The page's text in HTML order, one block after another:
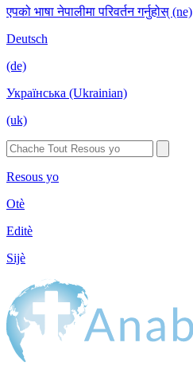
एपको भाषा नेपालीमा परिवर्तन गर्नुहोस् (ne)
Deutsch
(de)
Українська (Ukrainian)
(uk)
Resous yo
Otè
Editè
Sijè